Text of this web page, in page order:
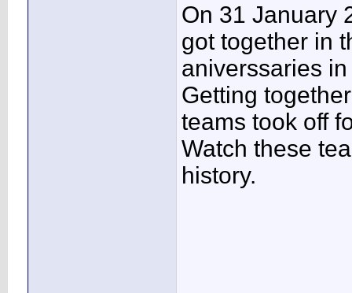
On 31 January
got together in
aniverssaries
Getting
teams took off
Watch these
history.